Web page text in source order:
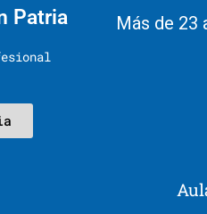
Patria
Más de 23